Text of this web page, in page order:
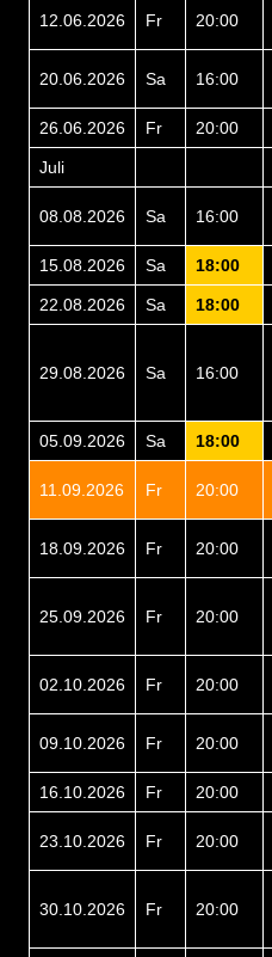
12.06.2026 Fr 20:00
20.06.2026 Sa 16:00
26.06.2026 Fr 20:00
Juli
08.08.2026 Sa 16:00
15.08.2026 Sa 18:00
22.08.2026 Sa 18:00
29.08.2026 Sa 16:00
05.09.2026 Sa 18:00
11.09.2026 Fr 20:00
18.09.2026 Fr 20:00
25.09.2026 Fr 20:00
02.10.2026 Fr 20:00
09.10.2026 Fr 20:00
16.10.2026 Fr 20:00
23.10.2026 Fr 20:00
30.10.2026 Fr 20:00